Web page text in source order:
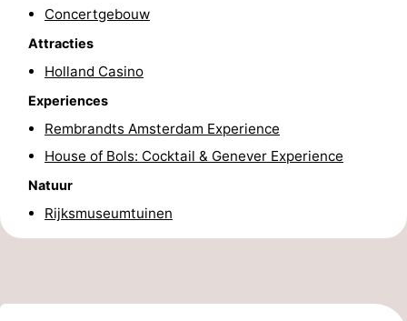
Wandelen
Amusement
Nachtleven
Eten
drinken
Winkelen
Concertgebouw
Attracties
Holland Casino
Experiences
Rembrandts Amsterdam Experience
House of Bols: Cocktail & Genever Experience
Natuur
Rijksmuseumtuinen